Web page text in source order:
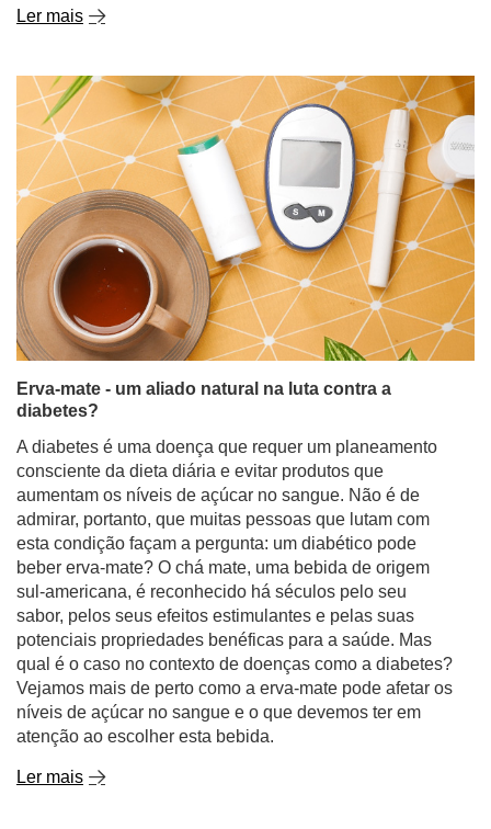
Ler mais
Erva-mate - um aliado natural na luta contra a
diabetes?
A diabetes é uma doença que requer um planeamento
consciente da dieta diária e evitar produtos que
aumentam os níveis de açúcar no sangue. Não é de
admirar, portanto, que muitas pessoas que lutam com
esta condição façam a pergunta: um diabético pode
beber erva-mate? O chá mate, uma bebida de origem
sul-americana, é reconhecido há séculos pelo seu
sabor, pelos seus efeitos estimulantes e pelas suas
potenciais propriedades benéficas para a saúde. Mas
qual é o caso no contexto de doenças como a diabetes?
Vejamos mais de perto como a erva-mate pode afetar os
níveis de açúcar no sangue e o que devemos ter em
atenção ao escolher esta bebida.
Ler mais